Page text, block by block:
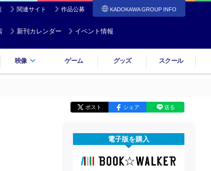
関連サイト 作品公募 KADOKAWA GROUP INFO
新刊カレンダー イベント情報
映像 ゲーム グッズ スクール
ポスト シェア 送る
電子版を購入